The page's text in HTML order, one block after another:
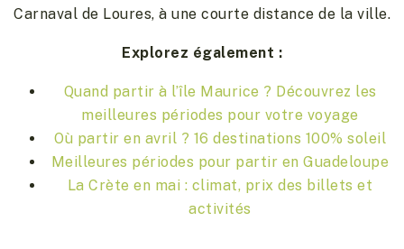
Carnaval de Loures, à une courte distance de la ville.
Explorez également :
Quand partir à l’île Maurice ? Découvrez les
meilleures périodes pour votre voyage
Où partir en avril ? 16 destinations 100% soleil
Meilleures périodes pour partir en Guadeloupe
La Crète en mai : climat, prix des billets et
activités